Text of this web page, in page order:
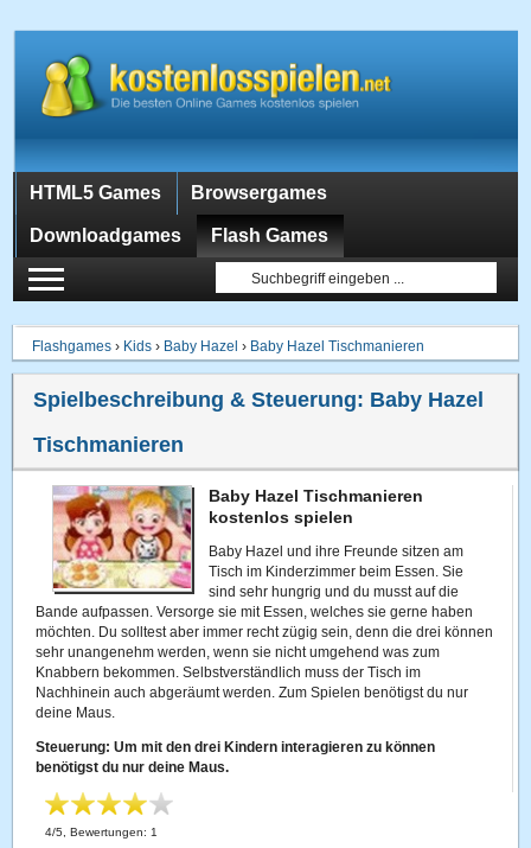
HTML5 Games Browsergames
Downloadgames Flash Games
Flashgames › Kids › Baby Hazel › Baby Hazel Tischmanieren
Spielbeschreibung & Steuerung: Baby Hazel
Tischmanieren
Baby Hazel Tischmanieren
kostenlos spielen
Baby Hazel und ihre Freunde sitzen am
Tisch im Kinderzimmer beim Essen. Sie
sind sehr hungrig und du musst auf die
Bande aufpassen. Versorge sie mit Essen, welches sie gerne haben
möchten. Du solltest aber immer recht zügig sein, denn die drei können
sehr unangenehm werden, wenn sie nicht umgehend was zum
Knabbern bekommen. Selbstverständlich muss der Tisch im
Nachhinein auch abgeräumt werden. Zum Spielen benötigst du nur
deine Maus.
Steuerung: Um mit den drei Kindern interagieren zu können
benötigst du nur deine Maus.
4/5 , Bewertungen: 1